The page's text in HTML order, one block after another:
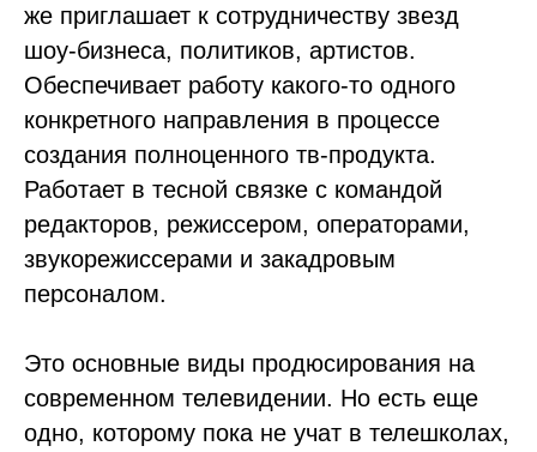
же приглашает к сотрудничеству звезд
шоу-бизнеса, политиков, артистов.
Обеспечивает работу какого-то одного
конкретного направления в процессе
создания полноценного тв-продукта.
Работает в тесной связке с командой
редакторов, режиссером, операторами,
звукорежиссерами и закадровым
персоналом.
Это основные виды продюсирования на
современном телевидении. Но есть еще
одно, которому пока не учат в телешколах,